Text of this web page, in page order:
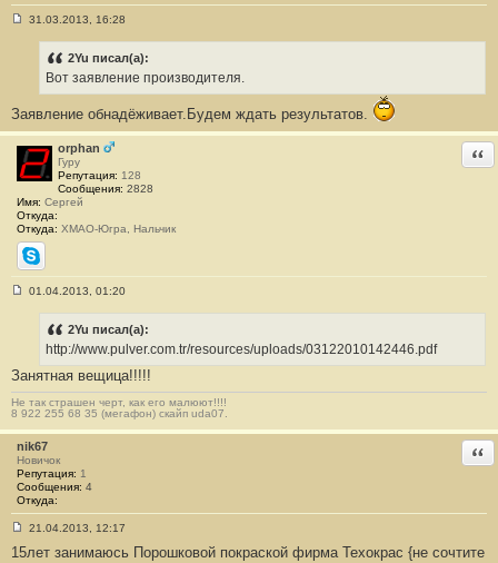
н
и
е
#
5
1
31.03.2013, 16:28
2Yu писал(а):
Вот заявление производителя.
Заявление обнадёживает.Будем ждать результатов.
orphan
Гуру
Репутация: 128
Сообщения: 2828
Имя: Сергей
Откуда:
Откуда: ХМАО-Югра, Нальчик
Skype
н
и
е
#
5
2
01.04.2013, 01:20
2Yu писал(а):
http://www.pulver.com.tr/resources/uploads/03122010142446.pdf
Занятная вещица!!!!!
Не так страшен черт, как его малюют!!!!
8 922 255 68 35 (мегафон) скайп uda07.
nik67
Новичок
Репутация: 1
Сообщения: 4
Откуда:
о
21.04.2013, 12:17
15лет занимаюсь Порошковой покраской фирма Техокрас {не сочтите